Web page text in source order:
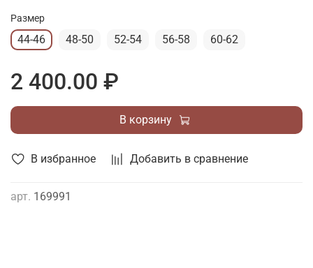
В избранное Добавить в сравнение
арт. 169991
Размер
44-46 48-50 52-54 56-58 60-62
2 400.00 ₽
В корзину